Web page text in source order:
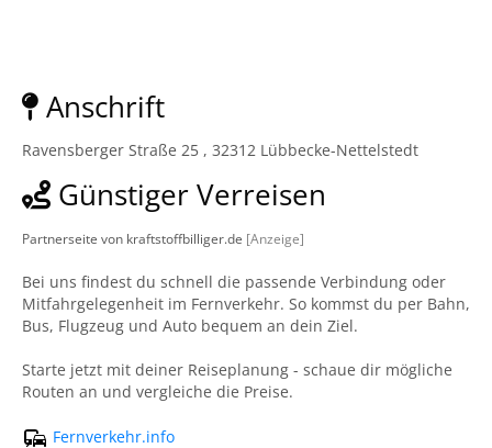
Anschrift
Ravensberger Straße 25 , 32312 Lübbecke-Nettelstedt
Günstiger Verreisen
Partnerseite von kraftstoffbilliger.de [Anzeige]
Bei uns findest du schnell die passende Verbindung oder
Mitfahrgelegenheit im Fernverkehr. So kommst du per Bahn,
Bus, Flugzeug und Auto bequem an dein Ziel.
Starte jetzt mit deiner Reiseplanung - schaue dir mögliche
Routen an und vergleiche die Preise.
Fernverkehr.info